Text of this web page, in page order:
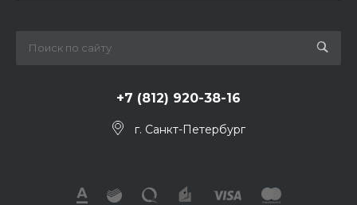
+7 (812) 920-38-16
г. Санкт-Петербург